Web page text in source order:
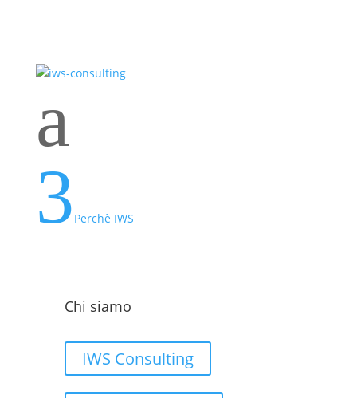
a
3 Perchè IWS
Chi siamo
IWS Consulting